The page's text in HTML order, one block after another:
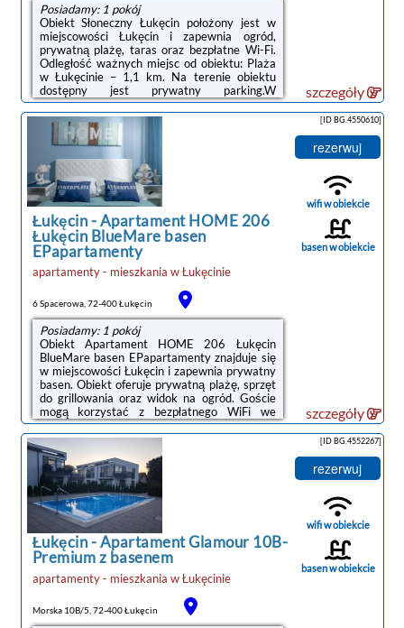
Posiadamy: 1 pokój
Obiekt Słoneczny Łukęcin położony jest w
miejscowości Łukęcin i zapewnia ogród,
prywatną plażę, taras oraz bezpłatne Wi-Fi.
Odległość ważnych miejsc od obiektu: Plaża
w Łukęcinie – 1,1 km. Na terenie obiektu
dostępny jest prywatny parking.W
apartamencie zapewniono konsolę do gier,
aneks kuchenny z lodówką, zmywarką i
piekarnikiem, salon, jadalnię, kilka sypialni (2),
a także łazienkę (1) z wanną lub prysznicem.
Goście mają do dyspozycji telewizor z płaskim
ekranem.Odległość ważnych miejsc od
obiektu: Promenada Gwiazd w
Międzyzdrojach – 35 km.Doba hotelowa ...
szczegóły
Łukęcin-Apartament HOME 206
Łukęcin BlueMare basen
EPapartamenty
apartamenty - mieszkania wŁukęcinie
6 Spacerowa, 72-400 Łukęcin
Posiadamy: 1 pokój
Obiekt Apartament HOME 206 Łukęcin
BlueMare basen EPapartamenty znajduje się
w miejscowości Łukęcin i zapewnia prywatny
basen. Obiekt oferuje prywatną plażę, sprzęt
do grillowania oraz widok na ogród. Goście
mogą korzystać z bezpłatnego WiFi we
wszystkich pomieszczeniach.W apartamencie
do dyspozycji gości przygotowano balkon,
sypialnię (1), salon oraz aneks kuchenny z
doskonałym wyposażeniem. Goście mają do
dyspozycji telewizor z płaskim ekranem.W
obiekcie serwowane jest śniadanie
kontynentalne lub pełne
angielskieirlandzkie.Obiekt dysponuje placem
zabaw. Na miejscu dostępny ...
[ID BG.4550610]
rezerwuj
wifi w obiekcie
basen w obiekcie
szczegóły
Łukęcin-Apartament Glamour 10B-
Premium z basenem
apartamenty - mieszkania wŁukęcinie
Morska 10B/5, 72-400 Łukęcin
[ID BG.4552267]
rezerwuj
wifi w obiekcie
basen w obiekcie